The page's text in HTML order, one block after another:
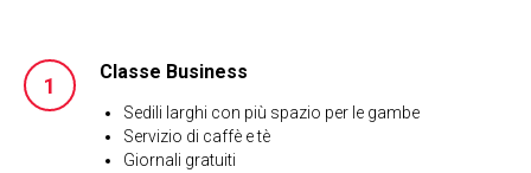
Classe Business
Sedili larghi con più spazio per le gambe
Servizio di caffè e tè
Giornali gratuiti